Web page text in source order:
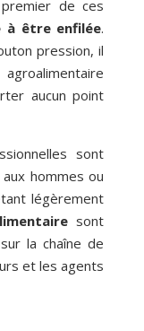
de ces
à être enfilée.
pression, il
aucun point
sont
hommes ou
légèrement
sont
la chaîne de
et les agents